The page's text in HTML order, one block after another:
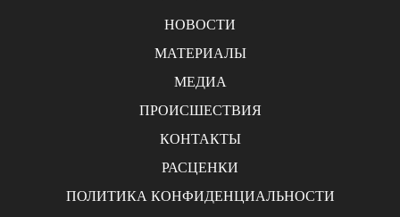
НОВОСТИ
МАТЕРИАЛЫ
МЕДИА
ПРОИСШЕСТВИЯ
КОНТАКТЫ
РАСЦЕНКИ
ПОЛИТИКА КОНФИДЕНЦИАЛЬНОСТИ